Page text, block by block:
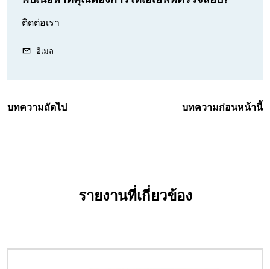
ติดต่อเรา
อีเมล
บทความถัดไป บทความก่อนหน้านี้
รายงานที่เกี่ยวข้อง